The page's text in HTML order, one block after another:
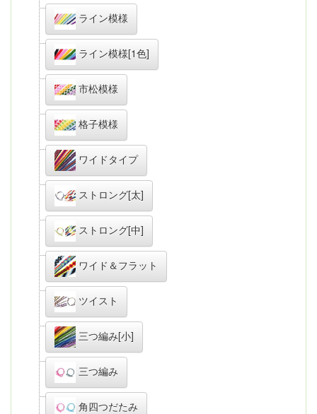
ライン模様
ライン模様[1色]
市松模様
格子模様
ワイドタイプ
ストロング[太]
ストロング[中]
ワイド＆フラット
ツイスト
三つ編み[小]
三つ編み
角四つだたみ